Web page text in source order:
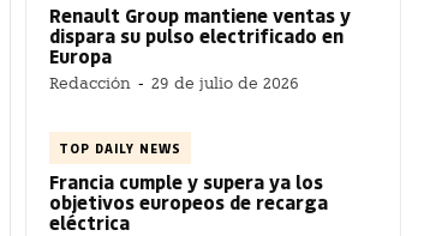
Renault Group mantiene ventas y
dispara su pulso electrificado en
Europa
Redacción - 29 de julio de 2026
TOP DAILY NEWS
Francia cumple y supera ya los
objetivos europeos de recarga
eléctrica